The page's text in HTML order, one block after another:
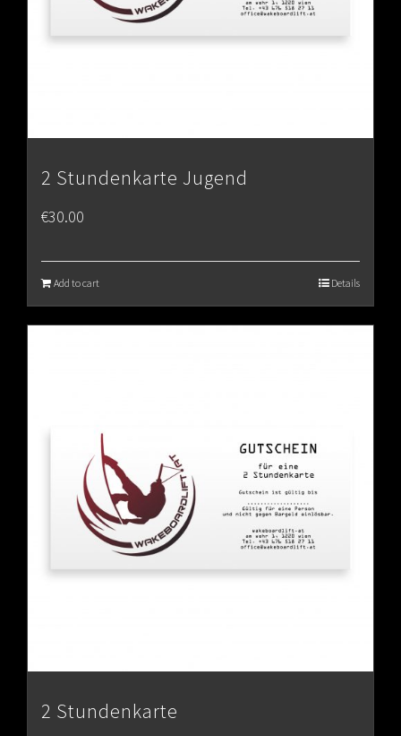
2 Stundenkarte Jugend
€30.00
Add to cart Details
2 Stundenkarte